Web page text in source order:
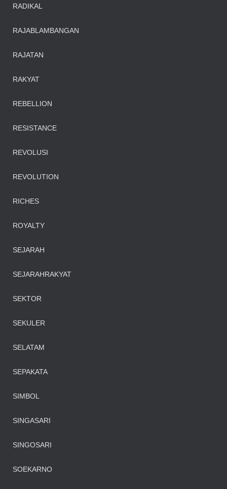
RADIKAL
RAJABLAMBANGAN
RAJATAN
RAKYAT
REBELLION
RESISTANCE
REVOLUSI
REVOLUTION
RICHES
ROYALTY
SEJARAH
SEJARAHRAKYAT
SEKTOR
SEKULER
SELATAM
SEPAKATA
SIMBOL
SINGASARI
SINGOSARI
SOEKARNO